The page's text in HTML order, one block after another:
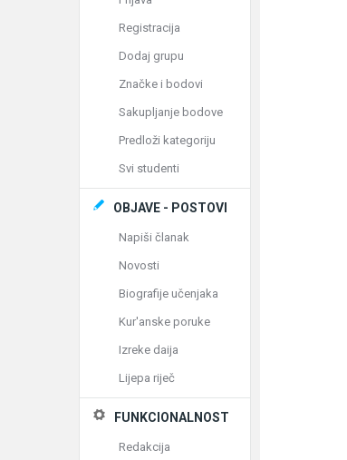
Registracija
Dodaj grupu
Značke i bodovi
Sakupljanje bodove
Predloži kategoriju
Svi studenti
OBJAVE - POSTOVI
Napiši članak
Novosti
Biografije učenjaka
Kur'anske poruke
Izreke daija
Lijepa riječ
FUNKCIONALNOST
Redakcija